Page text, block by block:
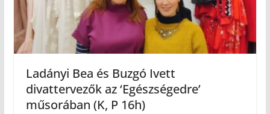
Ladányi Bea és Buzgó Ivett
divattervezők az ‘Egészségedre’
műsorában (K, P 16h)